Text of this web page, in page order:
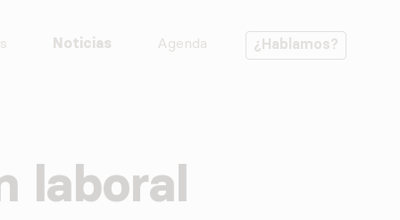
Noticias Agenda ¿Hablamos?
laboral